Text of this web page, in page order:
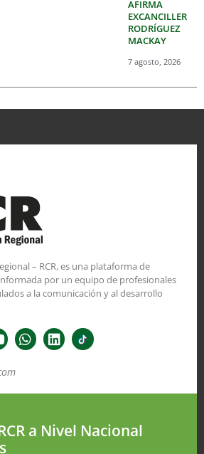
AFIRMA
EXCANCILLER
RODRÍGUEZ
MACKAY
7 agosto, 2026
– RCR, es una plataforma de
por un equipo de profesionales
a la comunicación y al desarrollo
a Nivel Nacional